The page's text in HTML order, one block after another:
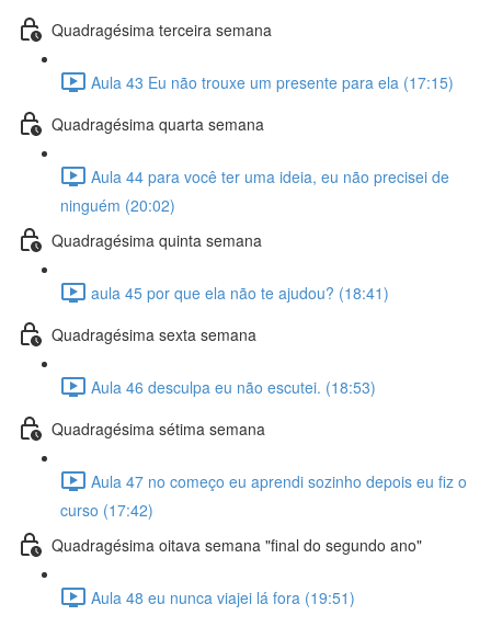
Quadragésima terceira semana
Aula 43 Eu não trouxe um presente para ela (17:15)
Quadragésima quarta semana
Aula 44 para você ter uma ideia, eu não precisei de
ninguém (20:02)
Quadragésima quinta semana
aula 45 por que ela não te ajudou? (18:41)
Quadragésima sexta semana
Aula 46 desculpa eu não escutei. (18:53)
Quadragésima sétima semana
Aula 47 no começo eu aprendi sozinho depois eu fiz o
curso (17:42)
Quadragésima oitava semana "final do segundo ano"
Aula 48 eu nunca viajei lá fora (19:51)